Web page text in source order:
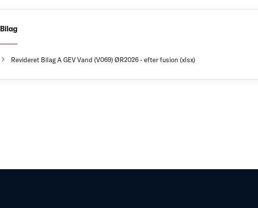
Bilag
Revideret Bilag A GEV Vand (V069) ØR2026 - efter fusion (xlsx)